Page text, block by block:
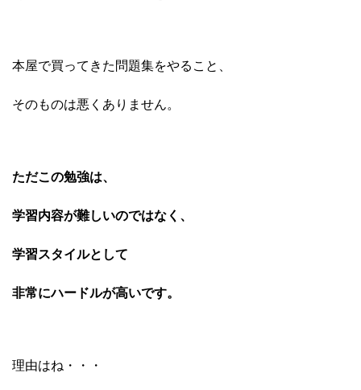
本屋で買ってきた問題集をやること、
そのものは悪くありません。
ただこの勉強は、
学習内容が難しいのではなく、
学習スタイルとして
非常にハードルが高いです。
理由はね・・・